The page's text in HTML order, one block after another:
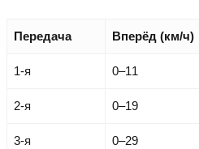
Передача Вперёд (км/ч)
1-я 0–11
2-я 0–19
3-я 0–29